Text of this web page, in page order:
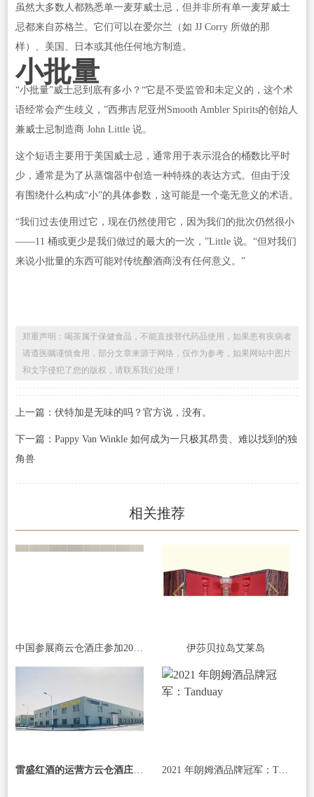
虽然大多数人都熟悉单一麦芽威士忌，但并非所有单一麦芽威士
忌都来自苏格兰。它们可以在爱尔兰（如 JJ Corry 所做的那
样）、美国、日本或其他任何地方制造。
小批量
“小批量”威士忌到底有多小？“它是不受监管和未定义的，这个术
语经常会产生歧义，”西弗吉尼亚州Smooth Ambler Spirits的创始人
兼威士忌制造商 John Little 说。
这个短语主要用于美国威士忌，通常用于表示混合的桶数比平时
少，通常是为了从蒸馏器中创造一种特殊的表达方式。但由于没
有围绕什么构成“小”的具体参数，这可能是一个毫无意义的术语。
“我们过去使用过它，现在仍然使用它，因为我们的批次仍然很小
——11 桶或更少是我们做过的最大的一次，”Little 说。“但对我们
来说小批量的东西可能对传统酿酒商没有任何意义。”
郑重声明：喝茶属于保健食品，不能直接替代药品使用，如果患有疾病者
请遵医嘱谨慎食用，部分文章来源于网络，仅作为参考，如果网站中图片
和文字侵犯了您的版权，请联系我们处理！
上一篇：伏特加是无味的吗？官方说，没有。
下一篇：Pappy Van Winkle 如何成为一只极其昂贵、难以找到的独
角兽
相关推荐
中国参展商云仓酒庄参加2023澳中博览会 伊莎贝拉岛艾莱岛
雷盛红酒的运营方云仓酒庄启动三项重要改革，全面优化业务方式 2021 年朗姆酒品牌冠军：Tanduay